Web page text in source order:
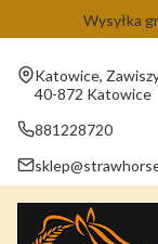
Wysyłka
Adres:
Katowice,
40-872 Katowice
881228720